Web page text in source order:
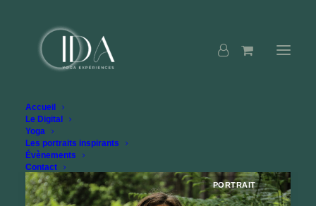
Accueil
Le Digital
Yoga
Les portraits inspirants
Évènements
Contact
PORTRAIT